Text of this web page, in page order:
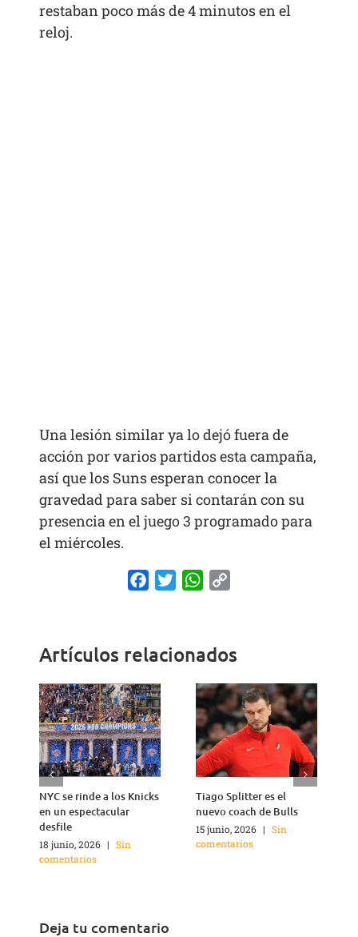
restaban poco más de 4 minutos en el
reloj.
Una lesión similar ya lo dejó fuera de
acción por varios partidos esta campaña,
así que los Suns esperan conocer la
gravedad para saber si contarán con su
presencia en el juego 3 programado para
el miércoles.
FacebookTwitterWhatsApp
Artículos relacionados
NYC se rinde a los Knicks
en un espectacular
desfile
18 junio, 2026 | Sin
comentarios
Tiago Splitter es el
nuevo coach de Bulls
15 junio, 2026 | Sin
comentarios
Deja tu comentario